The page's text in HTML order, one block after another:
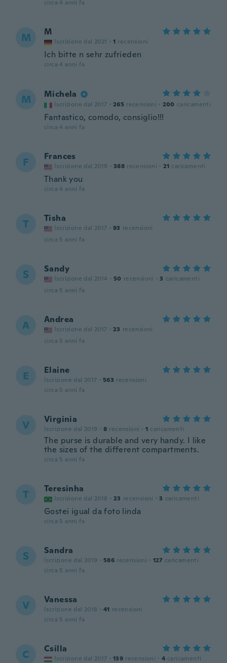
circa 4 anni fa
M M
Iscrizione dal 2021 · 1 recensioni
Ich bitte n sehr zufrieden
circa 4 anni fa
M Michela
Iscrizione dal 2017 · 265 recensioni · 200 caricamenti
Fantastico, comodo, consiglio!!!
circa 4 anni fa
F Frances
Iscrizione dal 2019 · 388 recensioni · 21 caricamenti
Thank you
circa 4 anni fa
T Tisha
Iscrizione dal 2017 · 93 recensioni
circa 5 anni fa
S Sandy
Iscrizione dal 2014 · 50 recensioni · 3 caricamenti
circa 5 anni fa
A Andrea
Iscrizione dal 2017 · 23 recensioni
circa 5 anni fa
E Elaine
Iscrizione dal 2017 · 563 recensioni
circa 5 anni fa
V Virginia
Iscrizione dal 2019 · 8 recensioni · 1 caricamenti
The purse is durable and very handy. I like
the sizes of the different compartments.
circa 5 anni fa
T Teresinha
Iscrizione dal 2018 · 23 recensioni · 3 caricamenti
Gostei igual da foto linda
circa 5 anni fa
S Sandra
Iscrizione dal 2019 · 586 recensioni · 127 caricamenti
circa 5 anni fa
V Vanessa
Iscrizione dal 2018 · 41 recensioni
circa 5 anni fa
C Csilla
Iscrizione dal 2017 · 139 recensioni · 4 caricamenti